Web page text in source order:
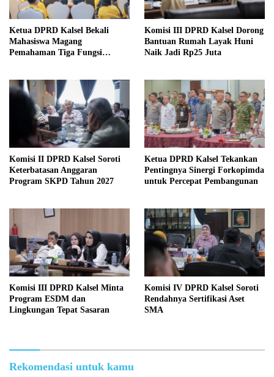
Ketua DPRD Kalsel Bekali
Mahasiswa Magang
Pemahaman Tiga Fungsi
Komisi III DPRD Kalsel Dorong
Bantuan Rumah Layak Huni
Naik Jadi Rp25 Juta
Komisi II DPRD Kalsel Soroti
Keterbatasan Anggaran
Program SKPD Tahun 2027
Ketua DPRD Kalsel Tekankan
Pentingnya Sinergi Forkopimda
untuk Percepat Pembangunan
Komisi III DPRD Kalsel Minta
Program ESDM dan
Lingkungan Tepat Sasaran
Komisi IV DPRD Kalsel Soroti
Rendahnya Sertifikasi Aset
SMA
Rekomendasi untuk kamu